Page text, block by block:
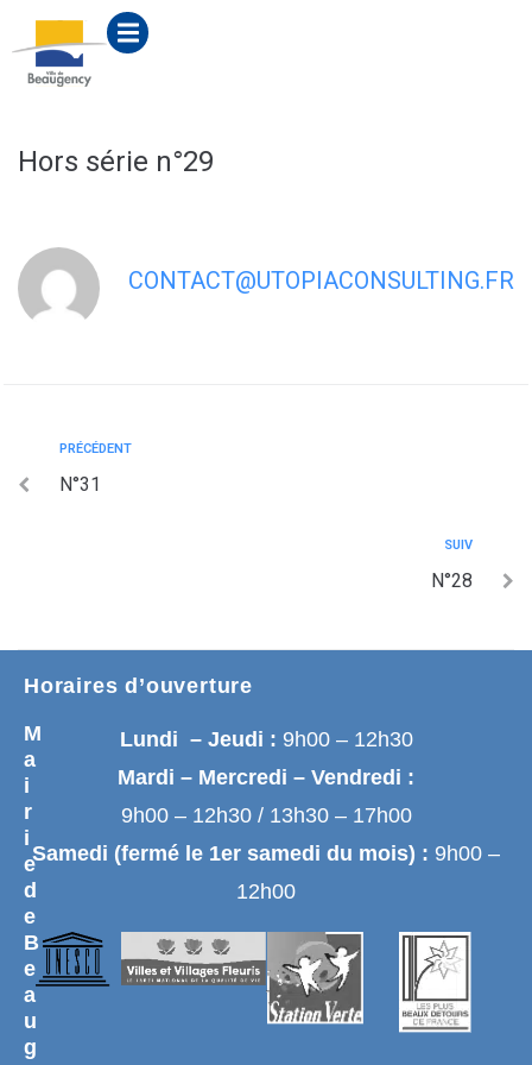
principal
Hors série n°29
CONTACT@UTOPIACONSULTING.FR
PRÉCÉDENT
N°31
SUIV
N°28
M
a
i
r
i
e
d
e
B
e
a
u
g
Horaires d’ouverture
Lundi – Jeudi : 9h00 – 12h30
Mardi – Mercredi – Vendredi :
9h00 – 12h30 / 13h30 – 17h00
Samedi (fermé le 1er samedi du mois) : 9h00 –
12h00